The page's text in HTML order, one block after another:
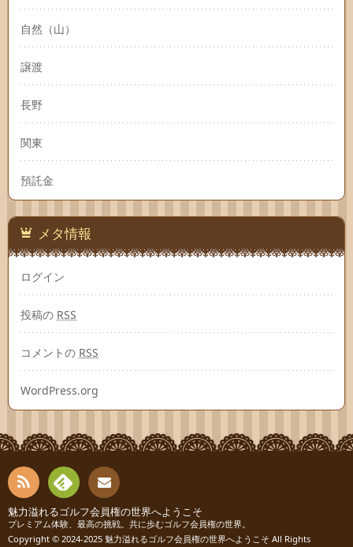
自然（山）
譲渡
長野
関東
預託金
メタ情報
ログイン
投稿の RSS
コメントの RSS
WordPress.org
RSS
Fee
お問
魅力溢れるゴルフ会員権の世界へようこそ
プレミアム体験、最高の挑戦。共に歩むゴルフ会員権の世界。
Copyright © 2024-2025 魅力溢れるゴルフ会員権の世界へようこそ All Rights